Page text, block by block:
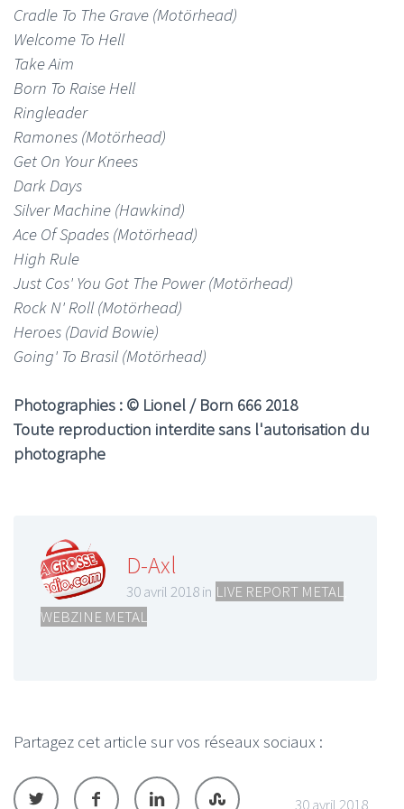
Cradle To The Grave (Motörhead)
Welcome To Hell
Take Aim
Born To Raise Hell
Ringleader
Ramones (Motörhead)
Get On Your Knees
Dark Days
Silver Machine (Hawkind)
Ace Of Spades (Motörhead)
High Rule
Just Cos' You Got The Power (Motörhead)
Rock N' Roll (Motörhead)
Heroes (David Bowie)
Going' To Brasil (Motörhead)
Photographies : © Lionel / Born 666 2018
Toute reproduction interdite sans l'autorisation du
photographe
D-Axl
30 avril 2018 in LIVE REPORT METAL
WEBZINE METAL
Partagez cet article sur vos réseaux sociaux :
30 avril 2018